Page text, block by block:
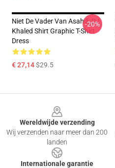
Niet De Vader Van Asahd. DJ
Khaled Shirt Graphic T-Shirt
Dress
€ 27,14$29.5
-20%
Wereldwijde verzending
Wij verzenden naar meer dan 200
landen
Internationale garantie